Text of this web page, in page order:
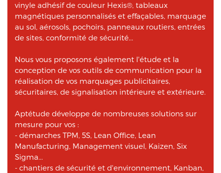
vinyle adhésif de couleur Hexis®, tableaux
magnétiques personnalisés et effaçables, marquage
au sol, aérosols, pochoirs, panneaux routiers, entrées
de sites, conformité de sécurité...
Nous vous proposons également l'étude et la
conception de vos outils de communication pour la
réalisation de vos marquages publicitaires,
sécuritaires, de signalisation intérieure et extérieure.
Aptétude développe de nombreuses solutions sur
mesure pour vos :
- démarches TPM, 5S, Lean Office, Lean
Manufacturing, Management visuel, Kaizen, Six
Sigma...
- chantiers de sécurité et d'environnement, Kanban,